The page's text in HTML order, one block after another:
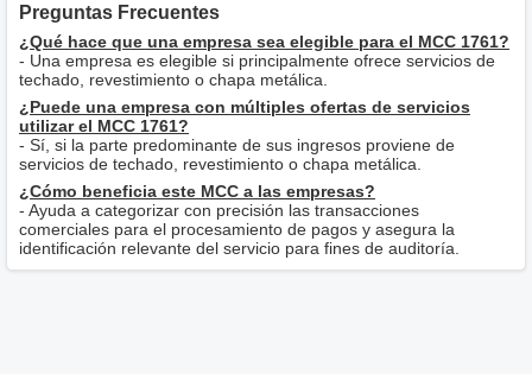
Preguntas Frecuentes
¿Qué hace que una empresa sea elegible para el MCC 1761?
- Una empresa es elegible si principalmente ofrece servicios de
techado, revestimiento o chapa metálica.
¿Puede una empresa con múltiples ofertas de servicios
utilizar el MCC 1761?
- Sí, si la parte predominante de sus ingresos proviene de
servicios de techado, revestimiento o chapa metálica.
¿Cómo beneficia este MCC a las empresas?
- Ayuda a categorizar con precisión las transacciones
comerciales para el procesamiento de pagos y asegura la
identificación relevante del servicio para fines de auditoría.